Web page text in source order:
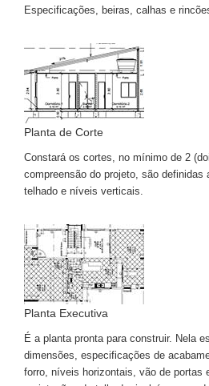
Especificações, beiras, calhas e
Planta de Corte
Constará os cortes, no mínimo de 2
compreensão do projeto, são definidas
telhado e níveis verticais.
Planta Executiva
É a planta pronta para construir. Nela
dimensões, especificações de
forro, níveis horizontais, vão de portas